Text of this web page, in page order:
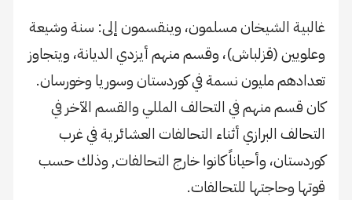
غالبية الشيخان مسلمون، وينقسمون إلى: سنة وشيعة
وعلويين (قزلباش)، وقسم منهم أيزدي الديانة، ويتجاوز
تعدادهم مليون نسمة في كوردستان وسوريا وخورسان.
كان قسم منهم في التحالف المللي والقسم الآخر في
التحالف البرازي أثناء التحالفات العشائرية في غرب
كوردستان، وأحياناً كانوا خارج التحالفات, وذلك حسب
قوتها وحاجتها للتحالفات.